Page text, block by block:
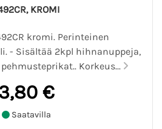
KROMI
kromi. Perinteinen
- Sisältää 2kpl hihnanuppeja,
Korkeus...
€
Saatavilla